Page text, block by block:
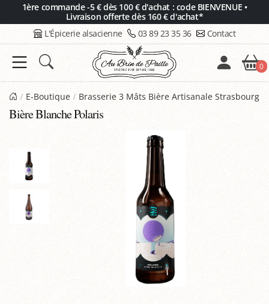
1ère commande -5 € dès 100 € d'achat : code BIENVENUE •
Livraison offerte dès 160 € d'achat*
L'Épicerie alsacienne 03 89 23 35 36 Contact
0
E-Boutique Brasserie 3 Mâts Bière Artisanale Strasbourg
Bière Blanche Polaris
Panneau de gestion des cookies